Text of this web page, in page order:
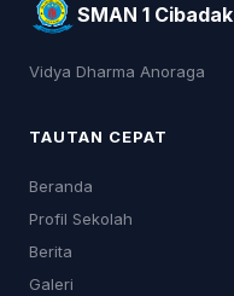
SMAN 1 Cibadak
Vidya Dharma Anoraga
TAUTAN CEPAT
Beranda
Profil Sekolah
Berita
Galeri